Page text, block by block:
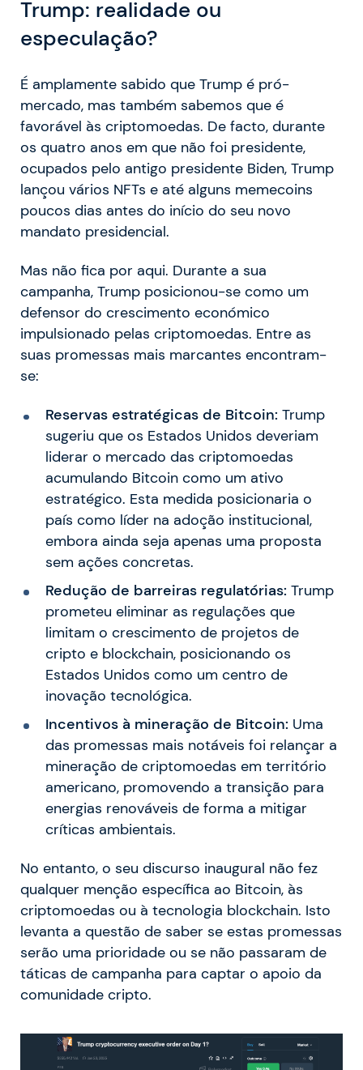
Trump: realidade ou
especulação?
É amplamente sabido que Trump é pró-
mercado, mas também sabemos que é
favorável às criptomoedas. De facto, durante
os quatro anos em que não foi presidente,
ocupados pelo antigo presidente Biden, Trump
lançou vários NFTs e até alguns memecoins
poucos dias antes do início do seu novo
mandato presidencial.
Mas não fica por aqui. Durante a sua
campanha, Trump posicionou-se como um
defensor do crescimento económico
impulsionado pelas criptomoedas. Entre as
suas promessas mais marcantes encontram-
se:
Reservas estratégicas de Bitcoin: Trump
sugeriu que os Estados Unidos deveriam
liderar o mercado das criptomoedas
acumulando Bitcoin como um ativo
estratégico. Esta medida posicionaria o
país como líder na adoção institucional,
embora ainda seja apenas uma proposta
sem ações concretas.
Redução de barreiras regulatórias: Trump
prometeu eliminar as regulações que
limitam o crescimento de projetos de
cripto e blockchain, posicionando os
Estados Unidos como um centro de
inovação tecnológica.
Incentivos à mineração de Bitcoin: Uma
das promessas mais notáveis foi relançar a
mineração de criptomoedas em território
americano, promovendo a transição para
energias renováveis de forma a mitigar
críticas ambientais.
No entanto, o seu discurso inaugural não fez
qualquer menção específica ao Bitcoin, às
criptomoedas ou à tecnologia blockchain. Isto
levanta a questão de saber se estas promessas
serão uma prioridade ou se não passaram de
táticas de campanha para captar o apoio da
comunidade cripto.